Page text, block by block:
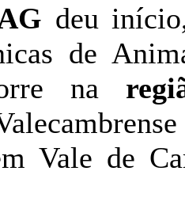
deu
de
na
Vale de